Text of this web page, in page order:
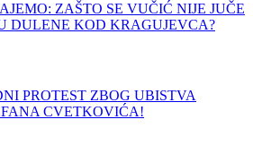
ZAŠTO SE VUČIĆ NIJE JUČE
DULENE KOD KRAGUJEVCA?
PROTEST ZBOG UBISTVA
CVETKOVIĆA!